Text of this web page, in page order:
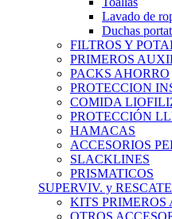
Lavado de
Duchas
FILTROS Y
PRIMEROS
PACKS AHORRO
PROTECCION
COMIDA
PROTECCIÓN
HAMACAS
ACCESORIOS
SLACKLINES
PRISMATICOS
SUPERVIV. y RESCATE
KITS PRIMEROS
OTROS